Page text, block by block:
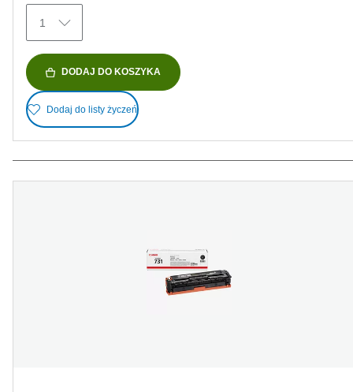
1
DODAJ DO KOSZYKA
Dodaj do listy życzeń